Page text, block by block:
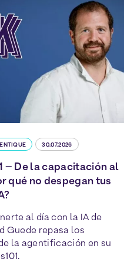
30.07.2026
– De la capacitación al
qué no despegan tus
al día con la IA de
Guede repasa los
la agentificación en su